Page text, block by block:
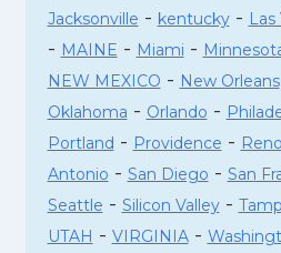
Jacksonville - kentucky- Las
- MAINE - Miami -
NEW MEXICO - New Orleans
Oklahoma - Orlando -
Portland - Providence - Reno
Antonio - San Diego - San
Seattle - Silicon Valley-
UTAH - VIRGINIA-